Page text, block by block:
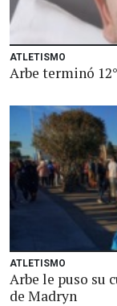
ATLETISMO
Arbe terminó
ATLETISMO
Arbe le puso su
de Madryn